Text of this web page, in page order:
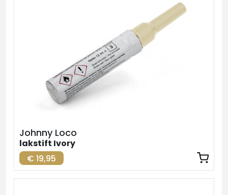
Johnny Loco
lakstift Ivory
€ 19,95